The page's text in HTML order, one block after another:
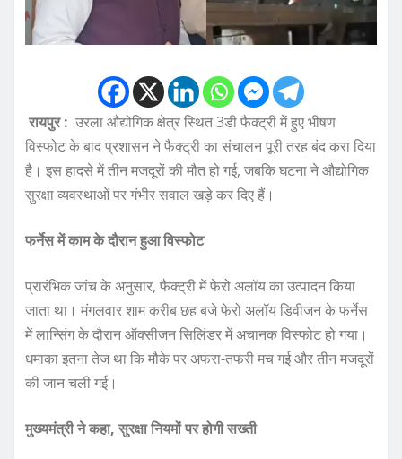
रायपुर : उरला औद्योगिक क्षेत्र स्थित 3डी फैक्ट्री में हुए भीषण
विस्फोट के बाद प्रशासन ने फैक्ट्री का संचालन पूरी तरह बंद करा दिया
है। इस हादसे में तीन मजदूरों की मौत हो गई, जबकि घटना ने औद्योगिक
सुरक्षा व्यवस्थाओं पर गंभीर सवाल खड़े कर दिए हैं।
फर्नेस में काम के दौरान हुआ विस्फोट
प्रारंभिक जांच के अनुसार, फैक्ट्री में फेरो अलॉय का उत्पादन किया
जाता था। मंगलवार शाम करीब छह बजे फेरो अलॉय डिवीजन के फर्नेस
में लान्सिंग के दौरान ऑक्सीजन सिलिंडर में अचानक विस्फोट हो गया।
धमाका इतना तेज था कि मौके पर अफरा-तफरी मच गई और तीन मजदूरों
की जान चली गई।
मुख्यमंत्री ने कहा, सुरक्षा नियमों पर होगी सख्ती